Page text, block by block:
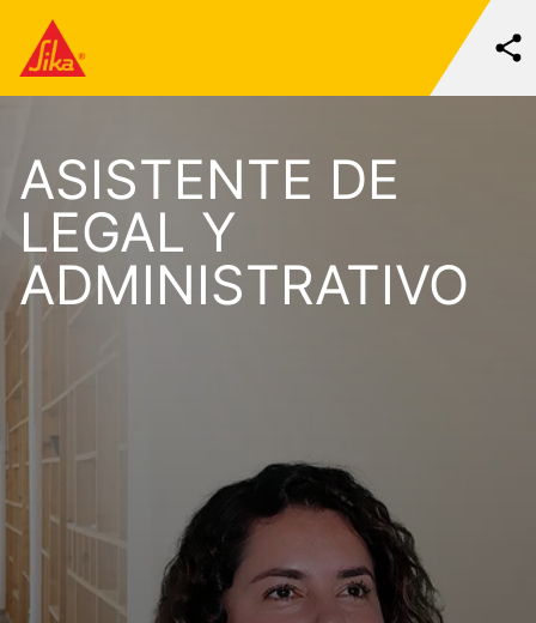
ASISTENTE DE
LEGAL Y
ADMINISTRATIVO